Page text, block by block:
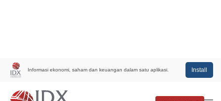
Informasi ekonomi, saham dan keuangan dalam satu aplikasi. Install